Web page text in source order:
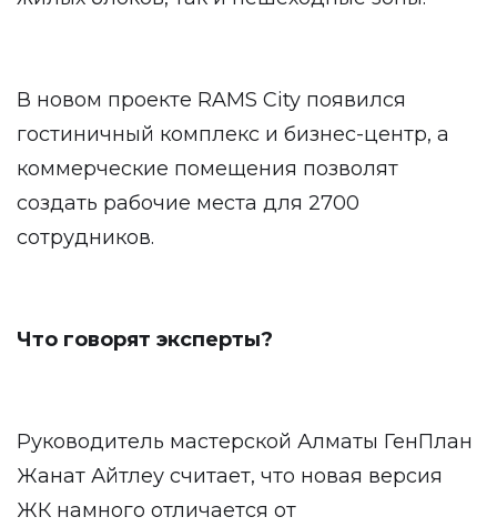
В новом проекте RAMS City появился
гостиничный комплекс и бизнес-центр, а
коммерческие помещения позволят
создать рабочие места для 2700
сотрудников.
Что говорят эксперты?
Руководитель мастерской Алматы ГенПлан
Жанат Айтлеу считает, что новая версия
ЖК намного отличается от